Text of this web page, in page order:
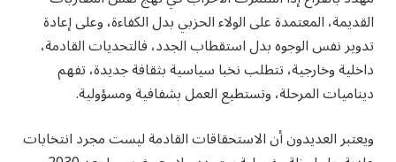
القديمة، المعتمدة على الولاء الحزبي بدل الكفاءة، وعلى إعادة
تدوير نفس الوجوه بدل استقطاب الجدد، فالتحديات القادمة،
داخلية وخارجية، تتطلب نخبا سياسية بثقافة جديدة، تفهم
ديناميات المرحلة، وتستطيع العمل بشفافية ومسؤولية.
ويعتبر العديدون أن الاستحقاقات القادمة ليست مجرد انتخابات